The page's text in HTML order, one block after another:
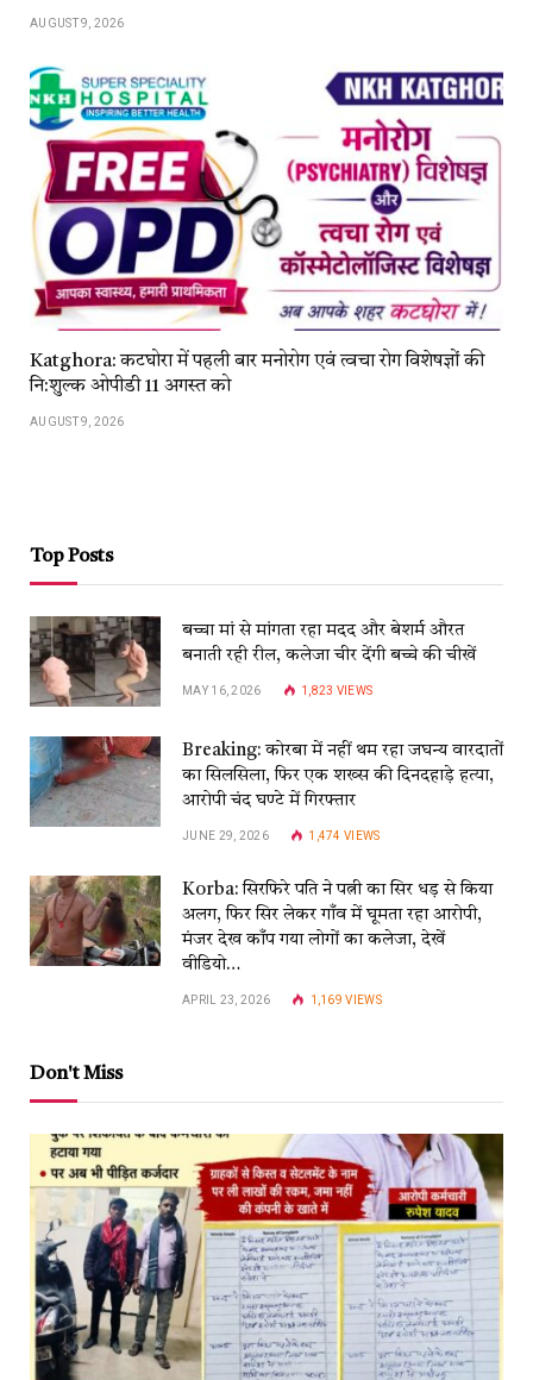
AUGUST 9, 2026
Katghora: कटघोरा में पहली बार मनोरोग एवं त्वचा रोग विशेषज्ञों की
नि:शुल्क ओपीडी 11 अगस्त को
AUGUST 9, 2026
Top Posts
बच्चा मां से मांगता रहा मदद और बेशर्म औरत
बनाती रही रील, कलेजा चीर देंगी बच्चे की चीखें
MAY 16, 2026 1,823 VIEWS
Breaking: कोरबा में नहीं थम रहा जघन्य वारदातों
का सिलसिला, फिर एक शख्स की दिनदहाड़े हत्या,
आरोपी चंद घण्टे में गिरफ्तार
JUNE 29, 2026 1,474VIEWS
Korba: सिरफिरे पति ने पत्नी का सिर धड़ से किया
अलग, फिर सिर लेकर गाँव में घूमता रहा आरोपी,
मंजर देख काँप गया लोगों का कलेजा, देखें
वीडियो…
APRIL 23, 2026 1,169VIEWS
Don't Miss